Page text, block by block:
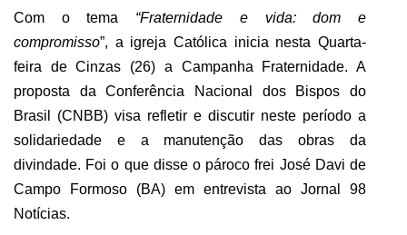
Com o tema “Fraternidade e vida: dom e
compromisso”, a igreja Católica inicia nesta Quarta-
feira de Cinzas (26) a Campanha Fraternidade. A
proposta da Conferência Nacional dos Bispos do
Brasil (CNBB) visa refletir e discutir neste período a
solidariedade e a manutenção das obras da
divindade. Foi o que disse o pároco frei José Davi de
Campo Formoso (BA) em entrevista ao Jornal 98
Notícias.